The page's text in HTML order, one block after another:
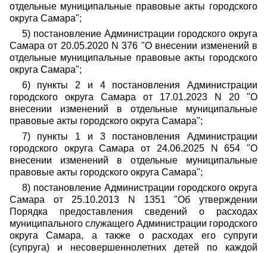
отдельные муниципальные правовые акты городского
округа Самара";
5) постановление Администрации городского округа
Самара от 20.05.2020 N 376 "О внесении изменений в
отдельные муниципальные правовые акты городского
округа Самара";
6) пункты 2 и 4 постановления Администрации
городского округа Самара от 17.01.2023 N 20 "О
внесении изменений в отдельные муниципальные
правовые акты городского округа Самара";
7) пункты 1 и 3 постановления Администрации
городского округа Самара от 24.06.2025 N 654 "О
внесении изменений в отдельные муниципальные
правовые акты городского округа Самара";
8) постановление Администрации городского округа
Самара от 25.10.2013 N 1351 "Об утверждении
Порядка предоставления сведений о расходах
муниципального служащего Администрации городского
округа Самара, а также о расходах его супруги
(супруга) и несовершеннолетних детей по каждой